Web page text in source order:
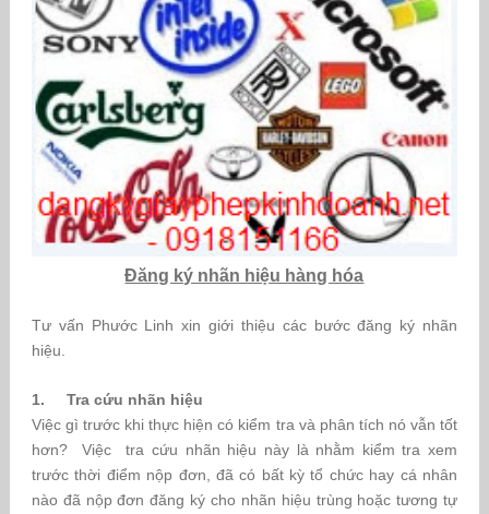
Đăng ký nhãn hiệu hàng hóa
Tư vấn Phước Linh xin giới thiệu các bước đăng ký nhãn
hiệu.
1. Tra cứu nhãn hiệu
Việc gì trước khi thực hiện có kiểm tra và phân tích nó vẫn tốt
hơn? Việc tra cứu nhãn hiệu này là nhằm kiểm tra xem
trước thời điểm nộp đơn, đã có bất kỳ tổ chức hay cá nhân
nào đã nộp đơn đăng ký cho nhãn hiệu trùng hoặc tương tự